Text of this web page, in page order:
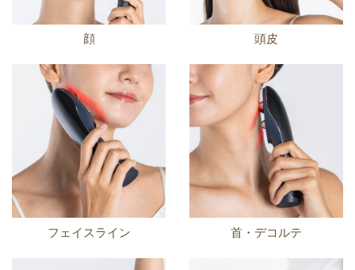
顔 頭皮
フェイスライン 首・デコルテ